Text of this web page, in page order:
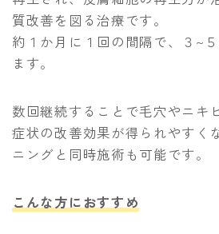
質改善を図る治療です。
約１か月に１回の間隔で、３~
ます。
数回継続することで毛穴やニキ
症状の改善効果が得られやすく
ニングと同時施術も可能です。
こんな方におすすめ